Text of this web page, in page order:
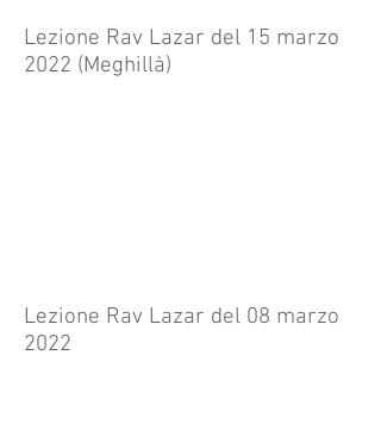
Lezione Rav Lazar del 15 marzo
2022 (Meghillà)
Lezione Rav Lazar del 08 marzo
2022